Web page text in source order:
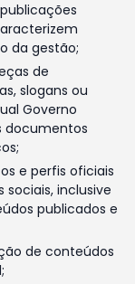
da gestão;
de
slogans ou
Governo
documentos
e perfis oficiais
sociais, inclusive
publicados e
de conteúdos